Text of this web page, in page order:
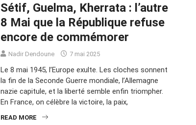
Sétif, Guelma, Kherrata : l’autre
8 Mai que la République refuse
encore de commémorer
Nadir Dendoune 7 mai 2025
Le 8 mai 1945, l’Europe exulte. Les cloches sonnent
la fin de la Seconde Guerre mondiale, l’Allemagne
nazie capitule, et la liberté semble enfin triompher.
En France, on célèbre la victoire, la paix,
READ MORE